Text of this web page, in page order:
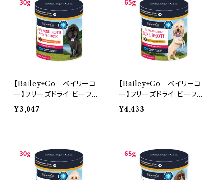
【Bailey+Co ベイリーコ
ー】フリーズドライ ビーフ
ボーン ブロス プロバイオテ
ィクス 30g
¥3,047
【Bailey+Co ベイリーコ
ー】フリーズドライ ビーフ
ボーン ブロス オリジナル
65g【取寄】
¥4,433